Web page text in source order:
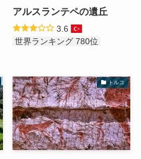
アルスランテペの遺丘
3.6
世界ランキング 780位
トルコ